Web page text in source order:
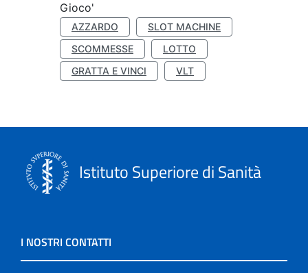
Gioco'
AZZARDO
SLOT MACHINE
SCOMMESSE
LOTTO
GRATTA E VINCI
VLT
Istituto Superiore di Sanità
I NOSTRI CONTATTI